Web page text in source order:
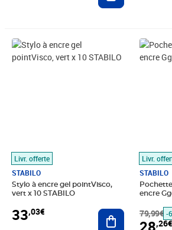
Livr. offerte
STABILO
Stylo à encre gel pointVisco,
vert x 10 STABILO
33,03€
Prix 33,03€
Ajouter au
Livr.
STABILO
encre
79,99€
Prix
-
,26€
Prix